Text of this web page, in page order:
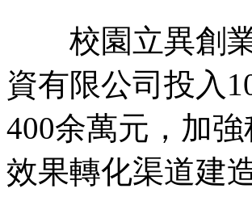
校園立異創業
資有限公司投入
400余萬元，加
效果轉化渠道建